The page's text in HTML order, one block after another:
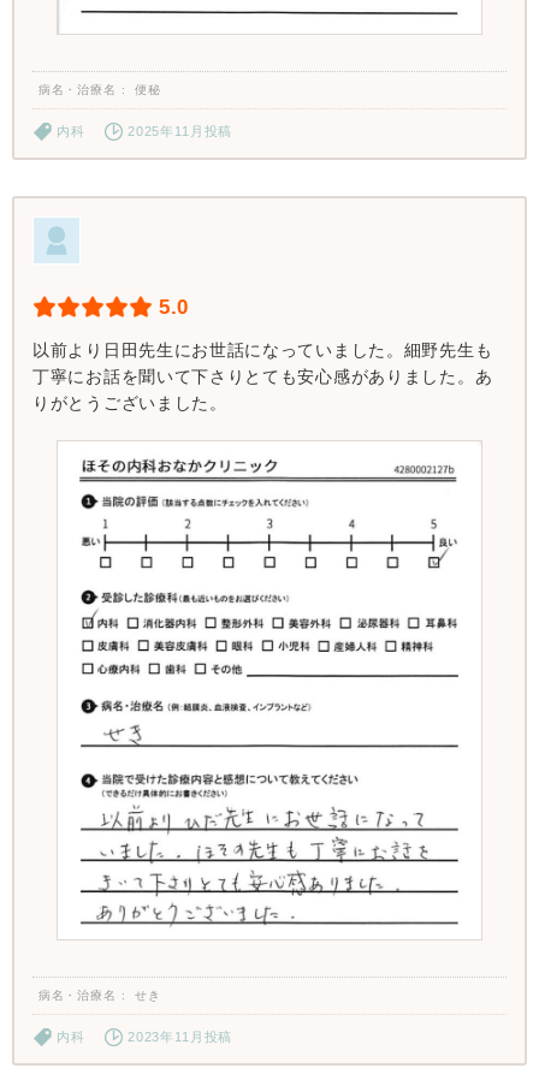
病名・治療名 便秘
内科 2025年11月投稿
5.0
以前より日田先生にお世話になっていました。細野先生も
丁寧にお話を聞いて下さりとても安心感がありました。あ
りがとうございました。
病名・治療名 せき
内科 2023年11月投稿